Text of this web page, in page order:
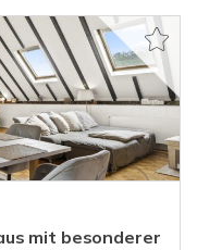
mit besonderer